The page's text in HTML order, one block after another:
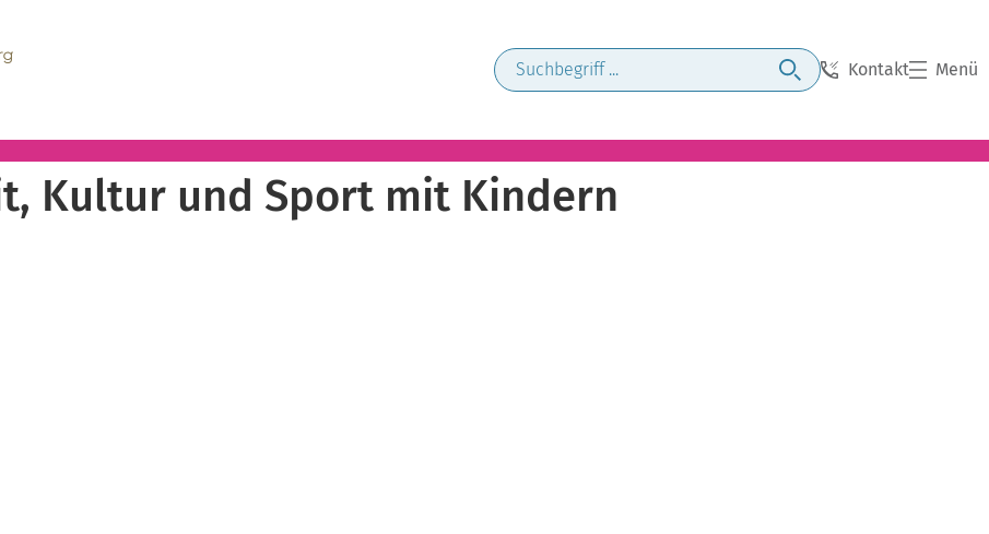
Kontakt Menü
Kultur und Sport mit Kindern